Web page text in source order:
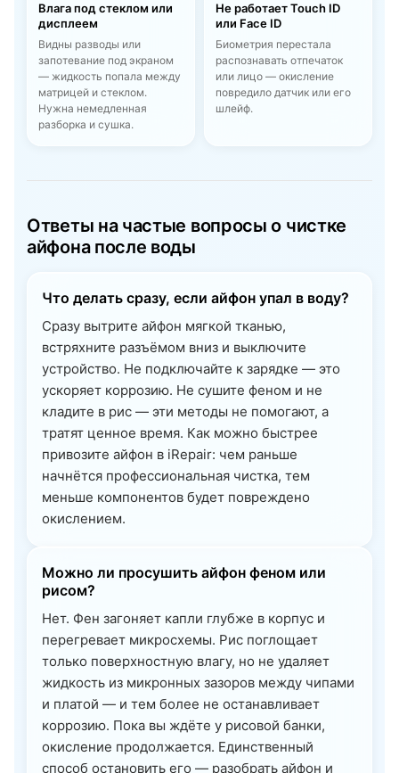
Влага под стеклом или
дисплеем
Видны разводы или
запотевание под экраном
— жидкость попала между
матрицей и стеклом.
Нужна немедленная
разборка и сушка.
Не работает Touch ID
или Face ID
Биометрия перестала
распознавать отпечаток
или лицо — окисление
повредило датчик или его
шлейф.
Ответы на частые вопросы о чистке
айфона после воды
Что делать сразу, если айфон упал в воду?
Сразу вытрите айфон мягкой тканью,
встряхните разъёмом вниз и выключите
устройство. Не подключайте к зарядке — это
ускоряет коррозию. Не сушите феном и не
кладите в рис — эти методы не помогают, а
тратят ценное время. Как можно быстрее
привозите айфон в iRepair: чем раньше
начнётся профессиональная чистка, тем
меньше компонентов будет повреждено
окислением.
Можно ли просушить айфон феном или
рисом?
Нет. Фен загоняет капли глубже в корпус и
перегревает микросхемы. Рис поглощает
только поверхностную влагу, но не удаляет
жидкость из микронных зазоров между чипами
и платой — и тем более не останавливает
коррозию. Пока вы ждёте у рисовой банки,
окисление продолжается. Единственный
способ остановить его — разобрать айфон и